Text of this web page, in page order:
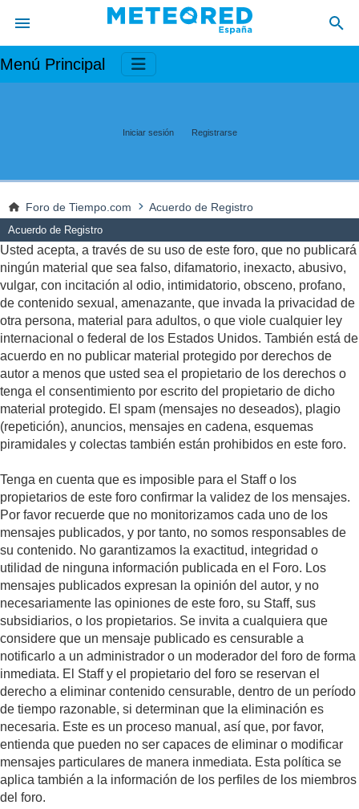
Menú Principal
Iniciar sesión Registrarse
Foro de Tiempo.com Acuerdo de Registro
Acuerdo de Registro
Usted acepta, a través de su uso de este foro, que no publicará
ningún material que sea falso, difamatorio, inexacto, abusivo,
vulgar, con incitación al odio, intimidatorio, obsceno, profano,
de contenido sexual, amenazante, que invada la privacidad de
otra persona, material para adultos, o que viole cualquier ley
internacional o federal de los Estados Unidos. También está de
acuerdo en no publicar material protegido por derechos de
autor a menos que usted sea el propietario de los derechos o
tenga el consentimiento por escrito del propietario de dicho
material protegido. El spam (mensajes no deseados), plagio
(repetición), anuncios, mensajes en cadena, esquemas
piramidales y colectas también están prohibidos en este foro.
Tenga en cuenta que es imposible para el Staff o los
propietarios de este foro confirmar la validez de los mensajes.
Por favor recuerde que no monitorizamos cada uno de los
mensajes publicados, y por tanto, no somos responsables de
su contenido. No garantizamos la exactitud, integridad o
utilidad de ninguna información publicada en el Foro. Los
mensajes publicados expresan la opinión del autor, y no
necesariamente las opiniones de este foro, su Staff, sus
subsidiarios, o los propietarios. Se invita a cualquiera que
considere que un mensaje publicado es censurable a
notificarlo a un administrador o un moderador del foro de forma
inmediata. El Staff y el propietario del foro se reservan el
derecho a eliminar contenido censurable, dentro de un período
de tiempo razonable, si determinan que la eliminación es
necesaria. Este es un proceso manual, así que, por favor,
entienda que pueden no ser capaces de eliminar o modificar
mensajes particulares de manera inmediata. Esta política se
aplica también a la información de los perfiles de los miembros
del foro.